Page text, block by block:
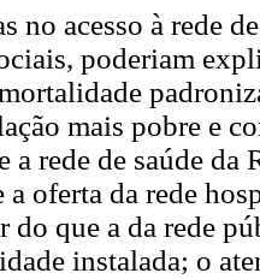
no acesso à rede
poderiam
mais pobre e
a rede de saúde
a oferta da rede
do que a da rede
instalada; o